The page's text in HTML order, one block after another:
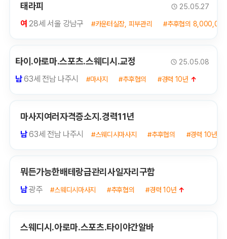
25.05.27
태라피
여 28세 서울 강남구 #카운터실장, 피부관리 #추후협의
25.05.08
타이.아로마.스포츠.스웨디시.교정
남63세 전남 나주시 #마사지 #추후협의 #경력 10년 ↑
마사지여러자격증소지.경력11년
남63세 전남 나주시 #스웨디시마사지 #추후협의 #경력 10년
뭐든가능한배테랑급관리사일자리구함
남광주#스웨디시마사지 #추후협의 #경력 10년 ↑
스웨디시.아로마.스포츠.타이야간알바